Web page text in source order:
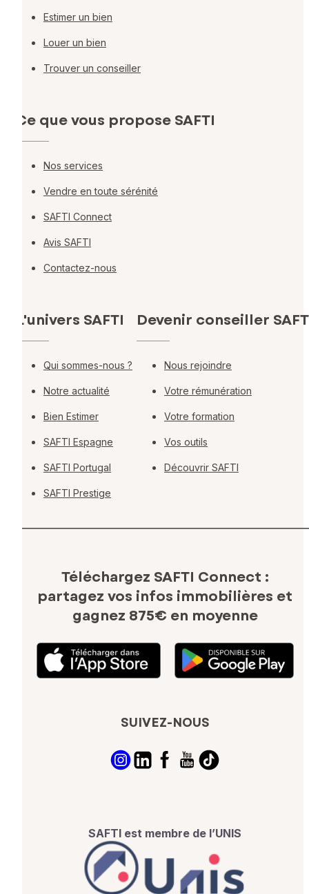
Estimer un bien
Louer un bien
Trouver un conseiller
Ce que vous propose SAFTI
Nos services
Vendre en toute sérénité
SAFTI Connect
Avis SAFTI
Contactez-nous
L'univers SAFTI
Qui sommes-nous ?
Notre actualité
Bien Estimer
SAFTI Espagne
SAFTI Portugal
SAFTI Prestige
Devenir conseiller
Nous rejoindre
Votre rémunération
Votre formation
Vos outils
Découvrir SAFTI
Téléchargez SAFTI Connect :
partagez vos infos immobilières et
gagnez 875€ en moyenne
SUIVEZ-NOUS
SAFTI est membre de l’UNIS